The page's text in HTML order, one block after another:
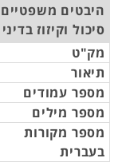
היבטים
סיכול וקיזוז
מק"ט
תיאור
מספר עמודים
מספר מילים
מספר מקורות
בעברית